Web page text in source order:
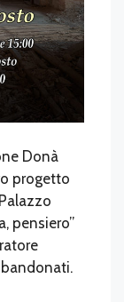
Donà
progetto
pensiero”